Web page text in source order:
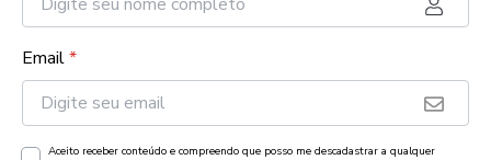
Email*
Aceito receber conteúdo e compreendo que posso me descadastrar a qualquer